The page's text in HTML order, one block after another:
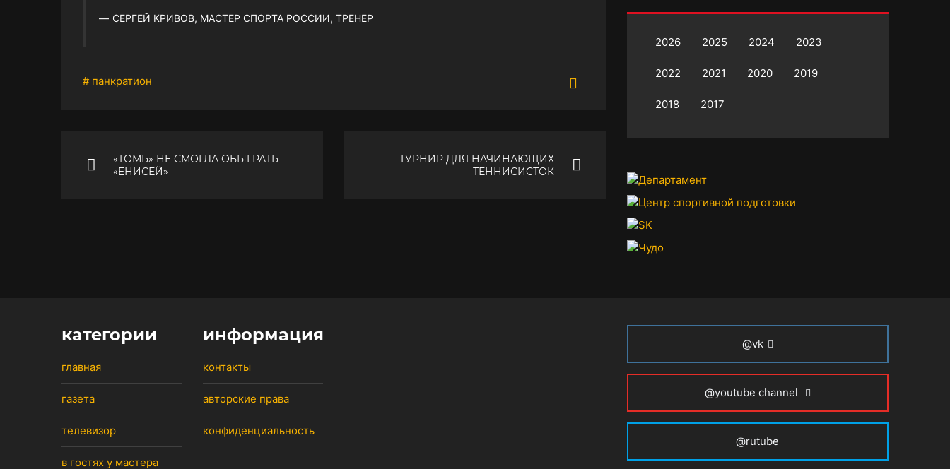
СЕРГЕЙ КРИВОВ, МАСТЕР СПОРТА РОССИИ, ТРЕНЕР
# панкратион
«ТОМЬ» НЕ СМОГЛА ОБЫГРАТЬ
«ЕНИСЕЙ»
ТУРНИР ДЛЯ НАЧИНАЮЩИХ
ТЕННИСИСТОК
2026 2025 2024 2023
2022 2021 2020 2019
2018 2017
категории
главная
газета
телевизор
в гостях у мастера
информация
контакты
авторские права
конфиденциальность
@vk
@youtube channel
@rutube